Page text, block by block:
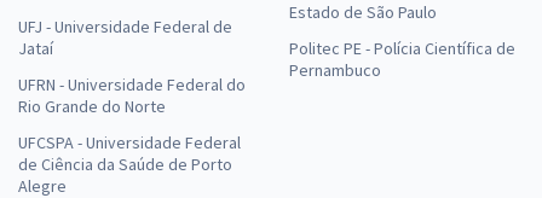
UFJ - Universidade Federal de
Jataí
UFRN - Universidade Federal do
Rio Grande do Norte
UFCSPA - Universidade Federal
de Ciência da Saúde de Porto
Alegre
Estado de São Paulo
Politec PE - Polícia Científica de
Pernambuco